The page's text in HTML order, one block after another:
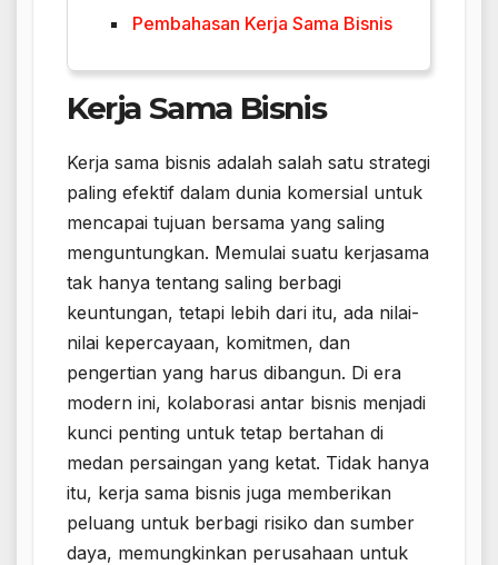
Pembahasan Kerja Sama Bisnis
Kerja Sama Bisnis
Kerja sama bisnis adalah salah satu strategi
paling efektif dalam dunia komersial untuk
mencapai tujuan bersama yang saling
menguntungkan. Memulai suatu kerjasama
tak hanya tentang saling berbagi
keuntungan, tetapi lebih dari itu, ada nilai-
nilai kepercayaan, komitmen, dan
pengertian yang harus dibangun. Di era
modern ini, kolaborasi antar bisnis menjadi
kunci penting untuk tetap bertahan di
medan persaingan yang ketat. Tidak hanya
itu, kerja sama bisnis juga memberikan
peluang untuk berbagi risiko dan sumber
daya, memungkinkan perusahaan untuk